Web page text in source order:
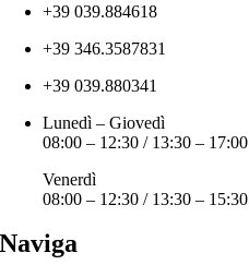
+39 039.884618
+39 346.3587831
+39 039.880341
Lunedì – Giovedì
08:00 – 12:30 / 13:30 – 17:00
Venerdì
08:00 – 12:30 / 13:30 – 15:30
Naviga